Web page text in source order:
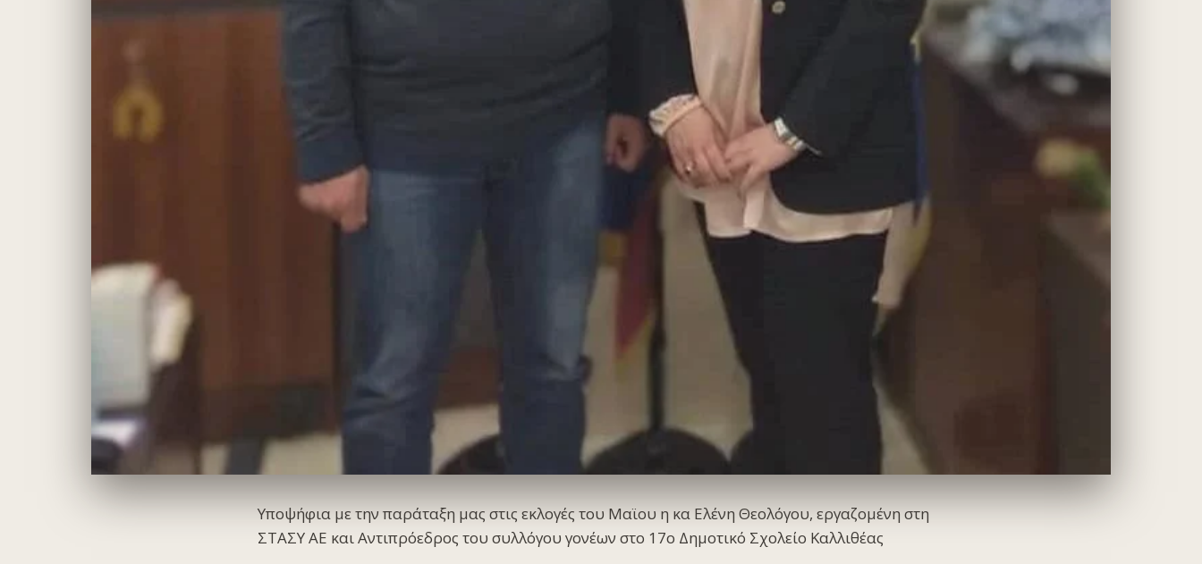
Υποψήφια με την παράταξη μας στις εκλογές του Μαϊου η κα Ελένη Θεολόγου, εργαζομένη στη
ΣΤΑΣΥ ΑΕ και Αντιπρόεδρος του συλλόγου γονέων στο 17ο Δημοτικό Σχολείο Καλλιθέας